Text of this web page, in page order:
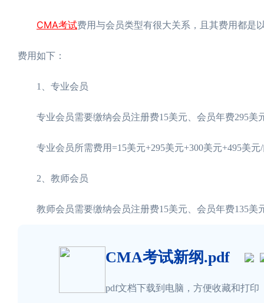
CMA考试费用与会员类型有很大关系，且其费用都是
费用如下：
1、专业会员
专业会员需要缴纳会员注册费15美元、会员年费295美
专业会员所需费用=15美元+295美元+300美元+495美元/
2、教师会员
教师会员需要缴纳会员注册费15美元、会员年费135美
CMA考试新纲.pdf
pdf文档下载到电脑，方便收藏和打印